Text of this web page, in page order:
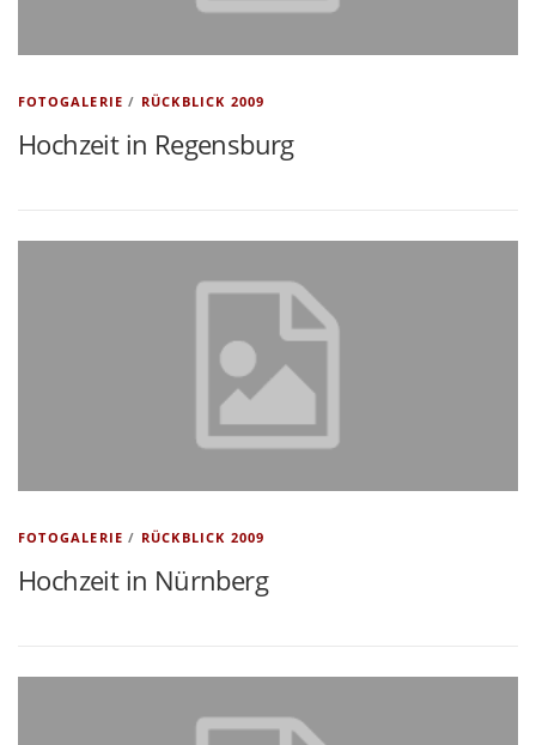
FOTOGALERIE / RÜCKBLICK 2009
Hochzeit in Regensburg
FOTOGALERIE / RÜCKBLICK 2009
Hochzeit in Nürnberg